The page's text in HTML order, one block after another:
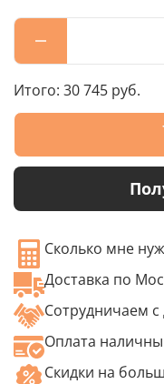
Итого: 30 745 руб.
Сколько мне
Доставка по
Сотрудничаем
Оплата
Скидки на